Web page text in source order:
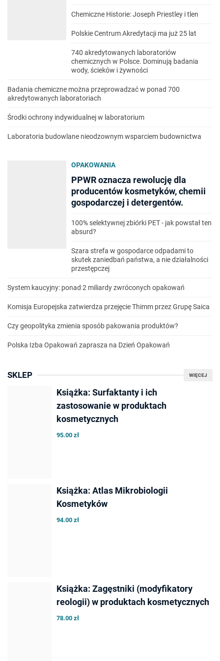
Chemiczne Historie: Joseph Priestley i tlen
Polskie Centrum Akredytacji ma już 25 lat
740 akredytowanych laboratoriów
chemicznych w Polsce. Dominują badania
wody, ścieków i żywności
Badania chemiczne można przeprowadzać w ponad 700
akredytowanych laboratoriach
Środki ochrony indywidualnej w laboratorium
Laboratoria budowlane nieodzownym wsparciem budownictwa
OPAKOWANIA
PPWR oznacza rewolucję dla
producentów kosmetyków, chemii
gospodarczej i detergentów.
100% selektywnej zbiórki PET - jak powstał ten
absurd?
Szara strefa w gospodarce odpadami to
skutek zaniedbań państwa, a nie działalności
przestępczej
System kaucyjny: ponad 2 miliardy zwróconych opakowań
Komisja Europejska zatwierdza przejęcie Thimm przez Grupę Saica
Czy geopolityka zmienia sposób pakowania produktów?
Polska Izba Opakowań zaprasza na Dzień Opakowań
WIĘCEJ
SKLEP
Książka: Surfaktanty i ich
zastosowanie w produktach
kosmetycznych
95.00 zł
Książka: Atlas Mikrobiologii
Kosmetyków
94.00 zł
Książka: Zagęstniki (modyfikatory
reologii) w produktach kosmetycznych
78.00 zł